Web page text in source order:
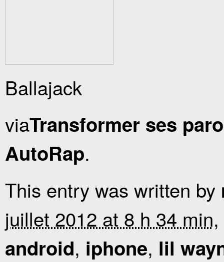
Ballajack
viaTransformer ses
AutoRap.
This entry was written by
juillet 2012 at 8 h 34 min
android, iphone, lil